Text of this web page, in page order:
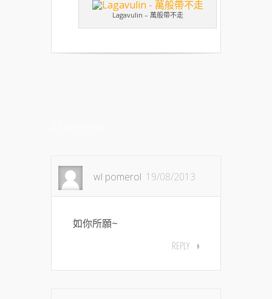
Lagavulin – 萬般帶不走
wl pomerol 19/08/2013
如你所願~
REPLY